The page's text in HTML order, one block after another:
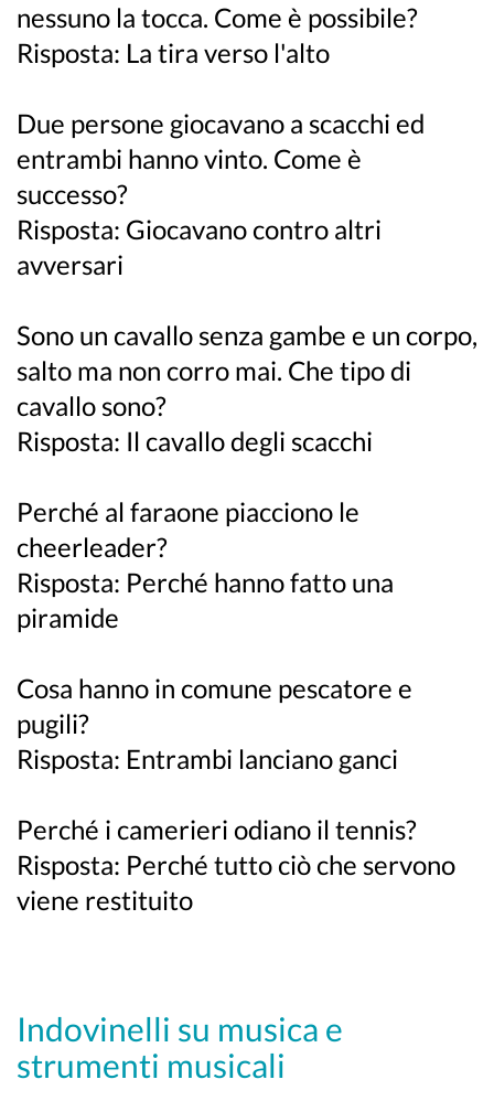
nessuno la tocca. Come è possibile?
Risposta: La tira verso l'alto
Due persone giocavano a scacchi ed
entrambi hanno vinto. Come è
successo?
Risposta: Giocavano contro altri
avversari
Sono un cavallo senza gambe e un corpo,
salto ma non corro mai. Che tipo di
cavallo sono?
Risposta: Il cavallo degli scacchi
Perché al faraone piacciono le
cheerleader?
Risposta: Perché hanno fatto una
piramide
Cosa hanno in comune pescatore e
pugili?
Risposta: Entrambi lanciano ganci
Perché i camerieri odiano il tennis?
Risposta: Perché tutto ciò che servono
viene restituito
Indovinelli su musica e
strumenti musicali